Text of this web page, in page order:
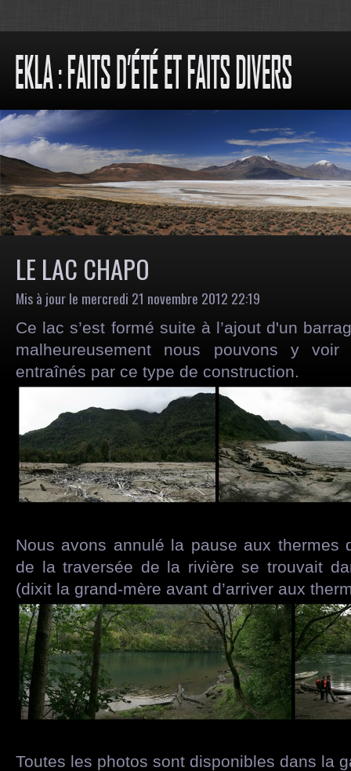
LE LAC CHAPO
Mis à jour le mercredi 21 novembre 2012 22:19
Ce lac s’est formé suite à l’ajout d'un
malheureusement nous pouvons y voir
entraînés par ce type de construction.
Nous avons annulé la pause aux thermes
de la traversée de la rivière se trouvait
(dixit la grand-mère avant d’arriver aux
Toutes les photos sont disponibles dans la